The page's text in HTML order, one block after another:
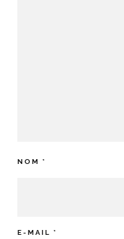
NOM *
E-MAIL *